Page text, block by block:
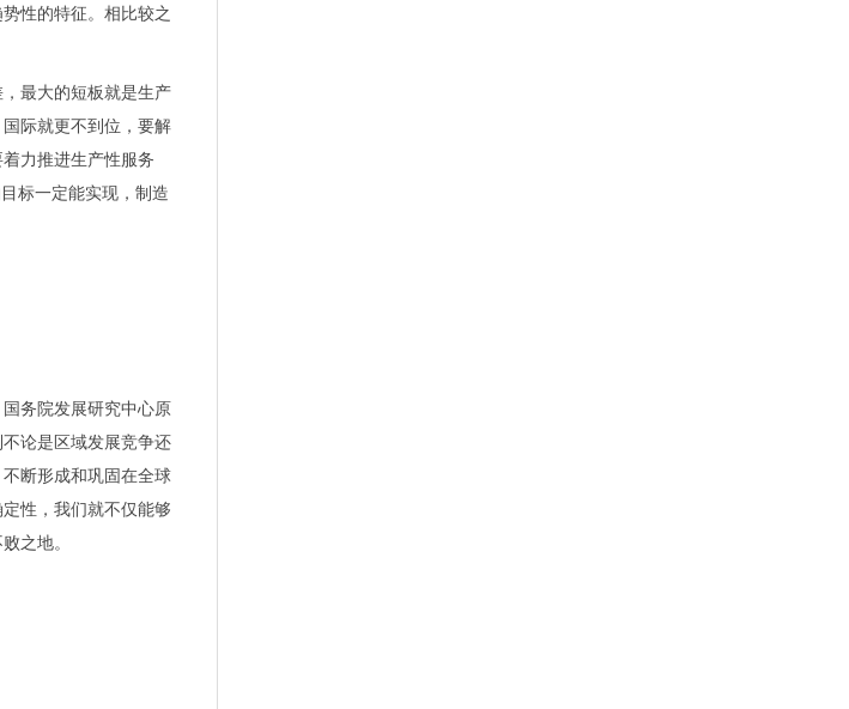
产业升级优化
减负
性的特征。相比较之
最大的短板就是生产
际就更不到位，要解
力推进生产性服务
标一定能实现，制造
务院发展研究中心原
论是区域发展竞争还
断形成和巩固在全球
性，我们就不仅能够
之地。